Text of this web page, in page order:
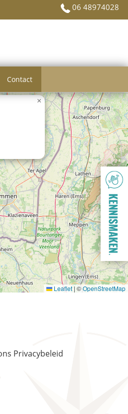
06 48974028
Contact
×
Leaflet | ©OpenStreetMap
Privacybeleid